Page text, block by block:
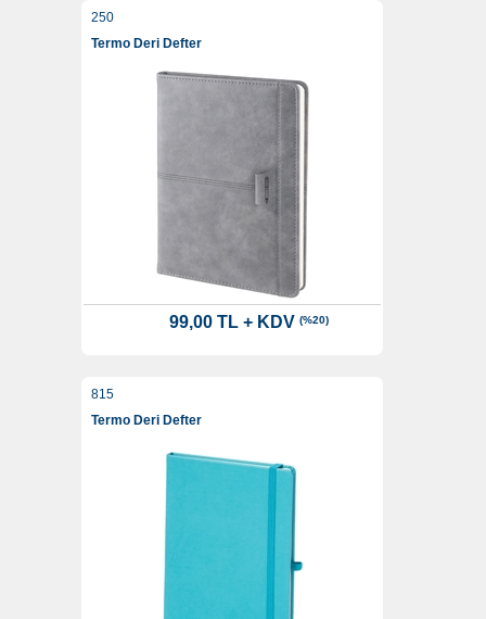
250
Termo Deri Defter
99,00 TL + KDV (%20)
815
Termo Deri Defter